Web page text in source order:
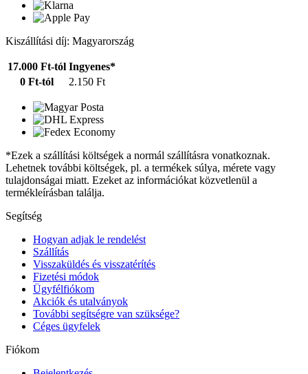
Kiszállítási díj: Magyarország
17.000 Ft-tól Ingyenes*
0 Ft-tól
2.150 Ft
*Ezek a szállítási költségek a normál szállításra vonatkoznak.
Lehetnek további költségek, pl. a termékek súlya, mérete vagy
tulajdonságai miatt. Ezeket az információkat közvetlenül a
termékleírásban találja.
Segítség
Hogyan adjak le rendelést
Szállítás
Visszaküldés és visszatérítés
Fizetési módok
Ügyfélfiókom
Akciók és utalványok
További segítségre van szüksége?
Céges ügyfelek
Fiókom